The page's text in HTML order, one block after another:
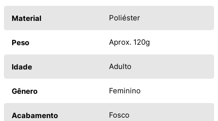
Material Poliéster
Peso Aprox. 120g
Idade Adulto
Gênero Feminino
Acabamento Fosco